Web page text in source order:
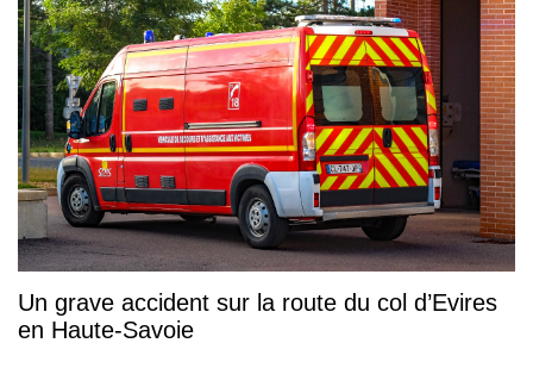
Un grave accident sur la route du col d’Evires
en Haute-Savoie